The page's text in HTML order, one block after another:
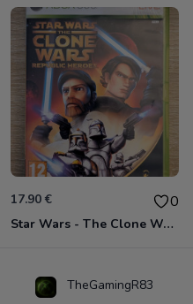
17.90 € 0
Star Wars - The Clone Wars - Les Héros De La République Xbox 360
TheGamingR83